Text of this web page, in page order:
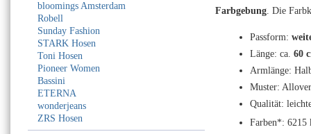
bloomings Amsterdam
Robell
Sunday Fashion
STARK Hosen
Toni Hosen
Pioneer Women
Bassini
ETERNA
wonderjeans
ZRS Hosen
Farbgebung. Die
Passform:
Länge: ca. 60
Armlänge:
Muster:
Qualität:
Farben*: 6215